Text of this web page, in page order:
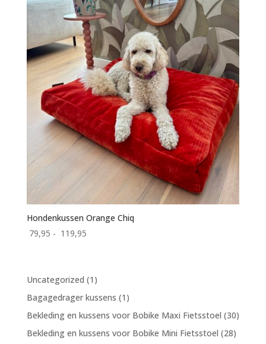
Hondenkussen Orange Chiq
79,95 - 119,95Prijsklasse:
Uncategorized 1 1
product
Bagagedrager kussens 1 1
product
Bekleding en kussens voor Bobike Maxi Fietsstoel 3030
Bekleding en kussens voor Bobike Mini Fietsstoel 2828